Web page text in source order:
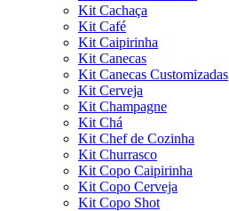
Kit Cachaça
Kit Café
Kit Caipirinha
Kit Canecas
Kit Canecas Customizadas
Kit Cerveja
Kit Champagne
Kit Chá
Kit Chef de Cozinha
Kit Churrasco
Kit Copo Caipirinha
Kit Copo Cerveja
Kit Copo Shot